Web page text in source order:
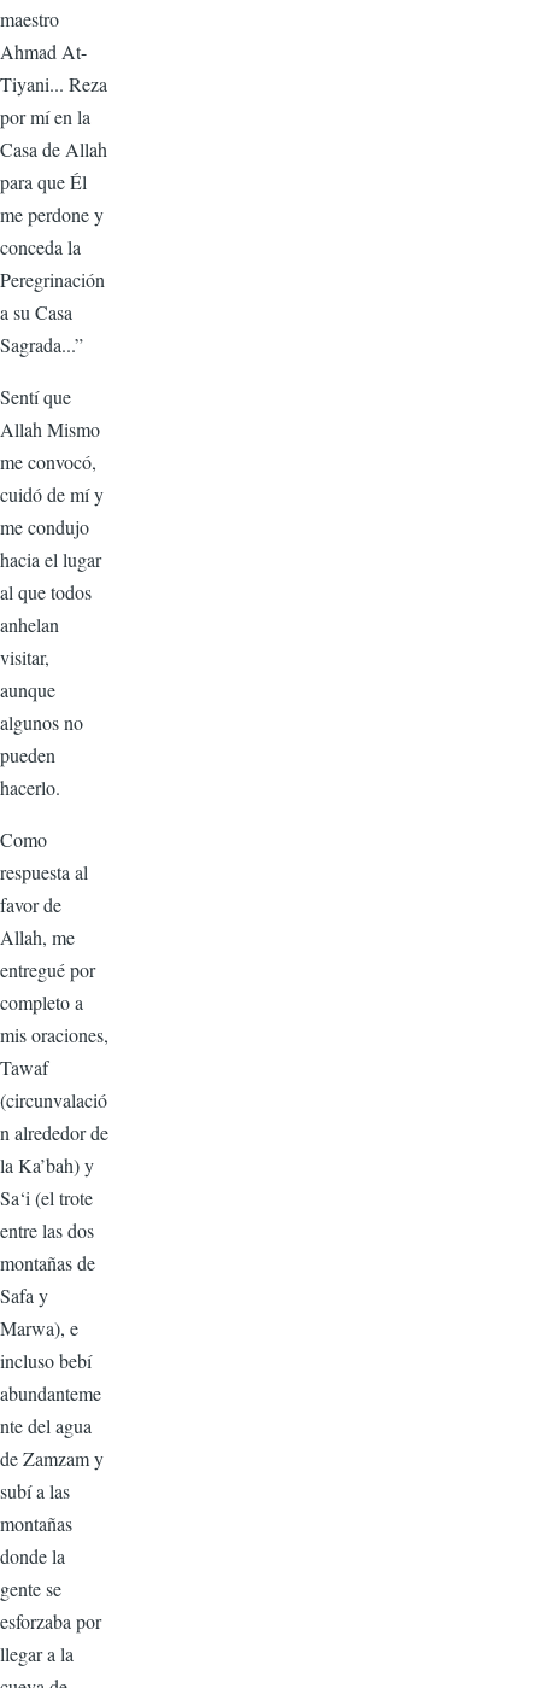
maestro
Ahmad At-
Tiyani... Reza
por mí en la
Casa de Allah
para que Él
me perdone y
conceda la
Peregrinación
a su Casa
Sagrada...”
Sentí que
Allah Mismo
me convocó,
cuidó de mí y
me condujo
hacia el lugar
al que todos
anhelan
visitar,
aunque
algunos no
pueden
hacerlo.
Como
respuesta al
favor de
Allah, me
entregué por
completo a
mis oraciones,
Tawaf
(circunvalació
n alrededor de
la Ka’bah) y
Sa‘i (el trote
entre las dos
montañas de
Safa y
Marwa), e
incluso bebí
abundanteme
nte del agua
de Zamzam y
subí a las
montañas
donde la
gente se
esforzaba por
llegar a la